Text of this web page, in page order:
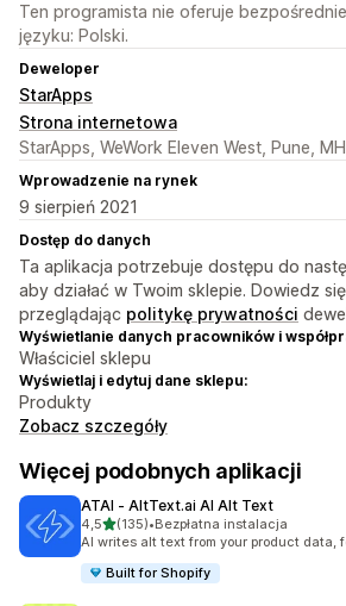
Ten programista nie oferuje
języku: Polski.
Deweloper
StarApps
Strona internetowa
StarApps, WeWork Eleven West, Pune,
Wprowadzenie na rynek
9 sierpień 2021
Dostęp do danych
Ta aplikacja potrzebuje dostępu do
aby działać w Twoim sklepie. Dowiedz
przeglądając politykę prywatności
Wyświetlanie danych pracowników i
Właściciel sklepu
Wyświetlaj i edytuj dane sklepu:
Produkty
Zobacz szczegóły
Więcej podobnych aplikacji
ATAI ‑ AltText.ai AI Alt Text
4,5na 5 gwiazdek
(135)
Łączna liczba recenzji: 135
•Bezpłatna instalacja
AI writes alt text from your product data,
Built for Shopify